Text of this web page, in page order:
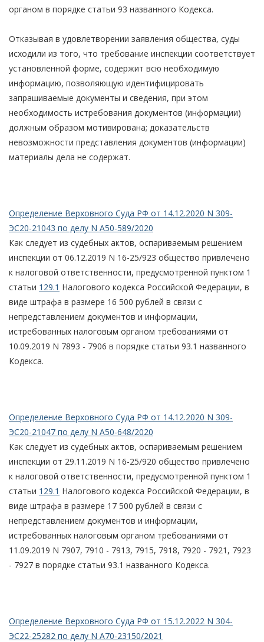
органом в порядке статьи 93 названного Кодекса.
Отказывая в удовлетворении заявления общества, суды
исходили из того, что требование инспекции соответствует
установленной форме, содержит всю необходимую
информацию, позволяющую идентифицировать
запрашиваемые документы и сведения, при этом
необходимость истребования документов (информации)
должным образом мотивирована; доказательств
невозможности представления документов (информации)
материалы дела не содержат.
Определение Верховного Суда РФ от 14.12.2020 N 309-
ЭС20-21043 по делу N А50-589/2020
Как следует из судебных актов, оспариваемым решением
инспекции от 06.12.2019 N 16-25/923 общество привлечено
к налоговой ответственности, предусмотренной пунктом 1
статьи 129.1 Налогового кодекса Российской Федерации, в
виде штрафа в размере 16 500 рублей в связи с
непредставлением документов и информации,
истребованных налоговым органом требованиями от
10.09.2019 N 7893 - 7906 в порядке статьи 93.1 названного
Кодекса.
Определение Верховного Суда РФ от 14.12.2020 N 309-
ЭС20-21047 по делу N А50-648/2020
Как следует из судебных актов, оспариваемым решением
инспекции от 29.11.2019 N 16-25/920 общество привлечено
к налоговой ответственности, предусмотренной пунктом 1
статьи 129.1 Налогового кодекса Российской Федерации, в
виде штрафа в размере 17 500 рублей в связи с
непредставлением документов и информации,
истребованных налоговым органом требованиями от
11.09.2019 N 7907, 7910 - 7913, 7915, 7918, 7920 - 7921, 7923
- 7927 в порядке статьи 93.1 названного Кодекса.
Определение Верховного Суда РФ от 15.12.2022 N 304-
ЭС22-25282 по делу N А70-23150/2021